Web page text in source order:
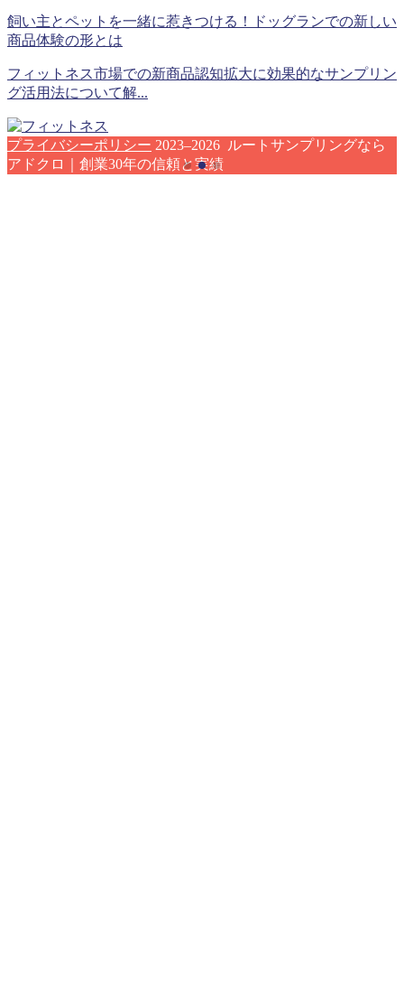
飼い主とペットを一緒に惹きつける！ドッグランでの新しい
商品体験の形とは
フィットネス市場での新商品認知拡大に効果的なサンプリン
グ活用法について解...
プライバシーポリシー 2023–2026 ルートサンプリングなら
アドクロ｜創業30年の信頼と実績